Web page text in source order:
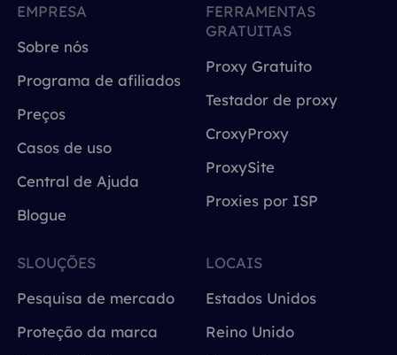
EMPRESA
Sobre nós
Programa de afiliados
Preços
Casos de uso
Central de Ajuda
Blogue
FERRAMENTAS
GRATUITAS
Proxy Gratuito
Testador de proxy
CroxyProxy
ProxySite
Proxies por ISP
SLOUÇÕES
Pesquisa de mercado
Proteção da marca
LOCAIS
Estados Unidos
Reino Unido